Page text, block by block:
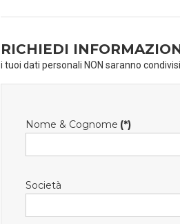
RICHIEDI
i tuoi dati personali NON saranno
Nome & Cognome (*)
Società